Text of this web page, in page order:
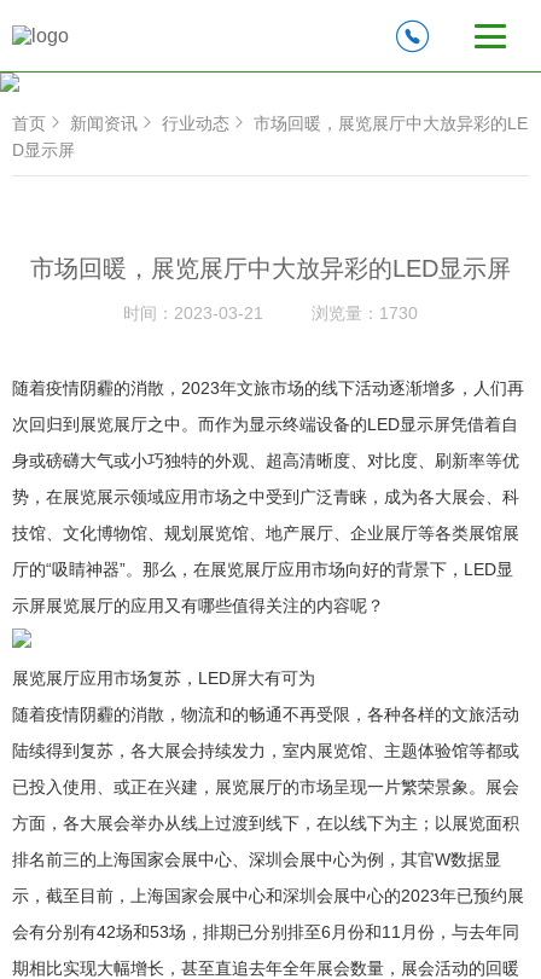
首页 新闻资讯 行业动态
市场回暖，展览展厅中大放异彩的LE
D显示屏
市场回暖，展览展厅中大放异彩的LED显示屏
时间： 2023-03-21 浏览量： 1730
随着疫情阴霾的消散，2023年文旅市场的线下活动逐渐增多，人们再
次回归到展览展厅之中。而作为显示终端设备的LED显示屏凭借着自
身或磅礴大气或小巧独特的外观、超高清晰度、对比度、刷新率等优
势，在展览展示领域应用市场之中受到广泛青睐，成为各大展会、科
技馆、文化博物馆、规划展览馆、地产展厅、企业展厅等各类展馆展
厅的“吸睛神器”。那么，在展览展厅应用市场向好的背景下，LED显
示屏展览展厅的应用又有哪些值得关注的内容呢？
展览展厅应用市场复苏，LED屏大有可为
随着疫情阴霾的消散，物流和的畅通不再受限，各种各样的文旅活动
陆续得到复苏，各大展会持续发力，室内展览馆、主题体验馆等都或
已投入使用、或正在兴建，展览展厅的市场呈现一片繁荣景象。展会
方面，各大展会举办从线上过渡到线下，在以线下为主；以展览面积
排名前三的上海国家会展中心、深圳会展中心为例，其官W数据显
示，截至目前，上海国家会展中心和深圳会展中心的2023年已预约展
会有分别有42场和53场，排期已分别排至6月份和11月份，与去年同
期相比实现大幅增长，甚至直追去年全年展会数量，展会活动的回暖